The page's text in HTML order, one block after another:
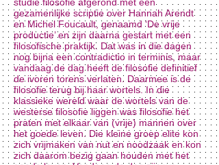
gezamenlijke scriptie over Hannah Arendt
en Michel Foucault, genaamd ‘De vrije
productie’ en zijn daarna gestart met een
filosofische praktijk. Dat was in die dagen
nog bijna een contradictio in terminis, maar
vandaag de dag heeft de filosofie definitief
de ivoren torens verlaten. Daarmee is de
filosofie terug bij haar wortels. In die
klassieke wereld waar de wortels van de
westerse filosofie liggen was filosofie het
praten met elkaar van (vrije) mannen over
het goede leven. Die kleine groep elite kon
zich vrijmaken van nut en noodzaak en kon
zich daarom bezig gaan houden met het